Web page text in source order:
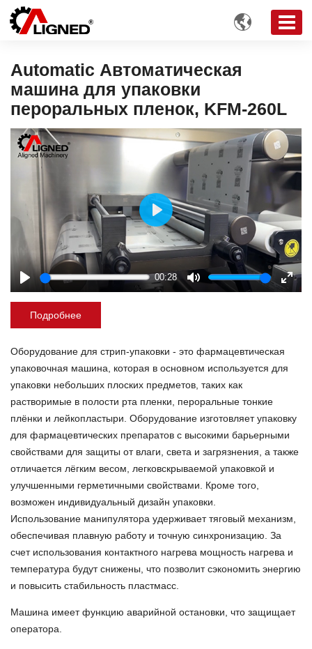

Automatic Автоматическая
машина для упаковки
пероральных пленок, KFM-260L
Play
00:28
Mute
Enter
Play
Подробнее
Оборудование для стрип-упаковки - это фармацевтическая
упаковочная машина, которая в основном используется для
упаковки небольших плоских предметов, таких как
растворимые в полости рта пленки, пероральные тонкие
плёнки и лейкопластыри. Оборудование изготовляет упаковку
для фармацевтических препаратов с высокими барьерными
свойствами для защиты от влаги, света и загрязнения, а также
отличается лёгким весом, легковскрываемой упаковкой и
улучшенными герметичными свойствами. Кроме того,
возможен индивидуальный дизайн упаковки.
Использование манипулятора удерживает тяговый механизм,
обеспечивая плавную работу и точную синхронизацию. За
счет использования контактного нагрева мощность нагрева и
температура будут снижены, что позволит сэкономить энергию
и повысить стабильность пластмасс.
Машина имеет функцию аварийной остановки, что защищает
оператора.